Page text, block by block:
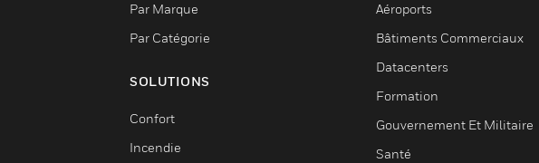
Par Marque
Par Catégorie
SOLUTIONS
Confort
Incendie
Aéroports
Bâtiments Commerciaux
Datacenters
Formation
Gouvernement Et Militaire
Santé